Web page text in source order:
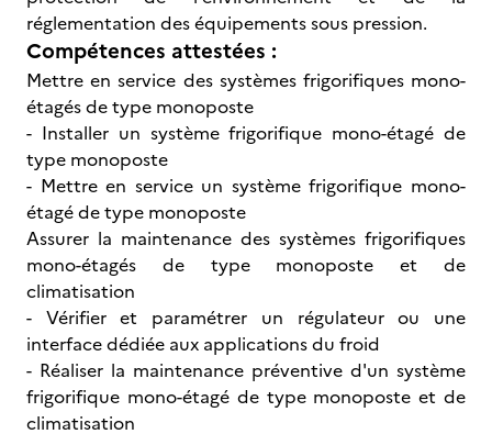
réglementation des équipements sous pression.
Compétences attestées :
Mettre en service des systèmes frigorifiques mono-
étagés de type monoposte
- Installer un système frigorifique mono-étagé de
type monoposte
- Mettre en service un système frigorifique mono-
étagé de type monoposte
Assurer la maintenance des systèmes frigorifiques
mono-étagés de type monoposte et de
climatisation
- Vérifier et paramétrer un régulateur ou une
interface dédiée aux applications du froid
- Réaliser la maintenance préventive d'un système
frigorifique mono-étagé de type monoposte et de
climatisation